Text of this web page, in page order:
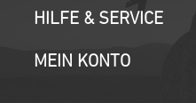
HILFE & SERVICE
MEIN KONTO